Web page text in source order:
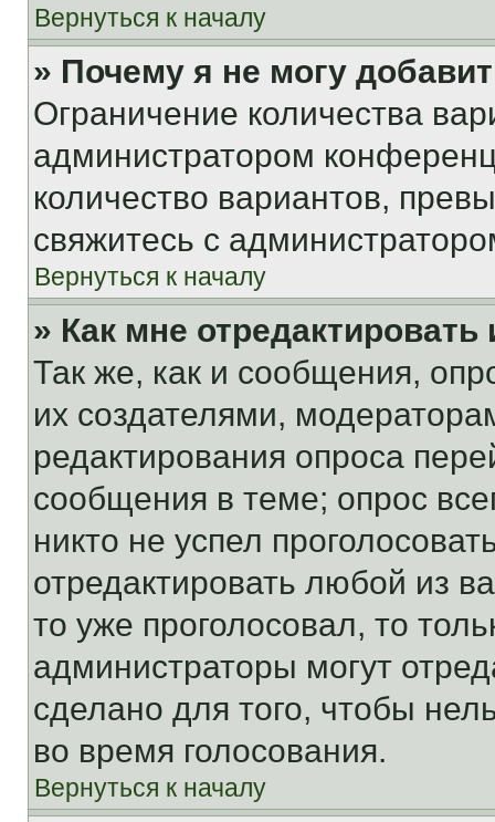
Вернуться к началу
» Почему я не могу
Ограничение количества
администратором
количество вариантов,
свяжитесь с
Вернуться к началу
» Как мне
Так же, как и сообщения,
их создателями,
редактирования опроса
сообщения в теме; опрос
никто не успел
отредактировать любой из
то уже проголосовал, то
администраторы могут
сделано для того, чтобы
во время голосования.
Вернуться к началу